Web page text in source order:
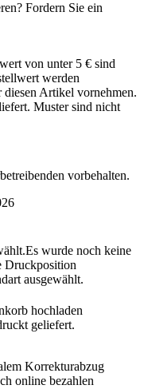
Fordern Sie ein
von unter 5 € sind
werden
diesen Artikel vornehmen.
Muster sind nicht
vorbehalten.
Es wurde noch keine
Druckposition
ausgewählt.
hochladen
geliefert.
Korrekturabzug
online bezahlen